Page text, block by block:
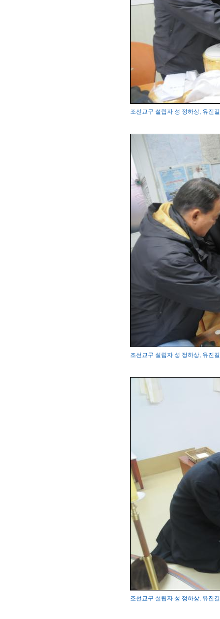
조선교구 설립자 성 정하상, 유진
조선교구 설립자 성 정하상, 유진
조선교구 설립자 성 정하상, 유진